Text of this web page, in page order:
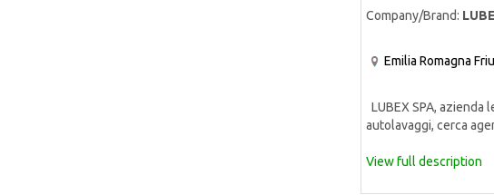
Company/Brand:
Emilia Romagna
LUBEX SPA,
autolavaggi, cerca
View full description